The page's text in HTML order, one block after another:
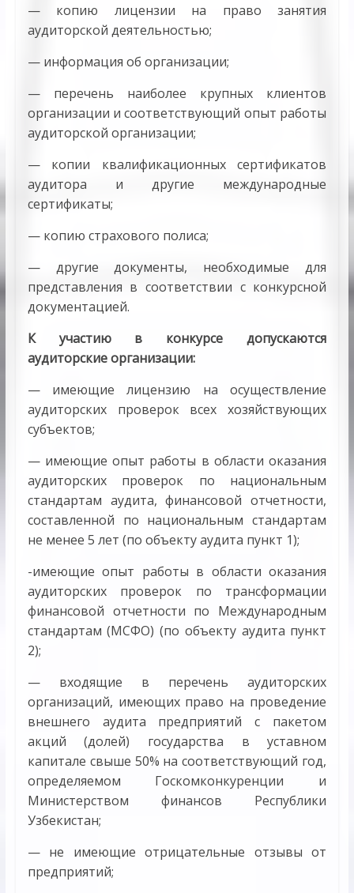
— копию лицензии на право занятия
аудиторской деятельностью;
— информация об организации;
— перечень наиболее крупных клиентов
организации и соответствующий опыт работы
аудиторской организации;
— копии квалификационных сертификатов
аудитора и другие международные
сертификаты;
— копию страхового полиса;
— другие документы, необходимые для
представления в соответствии с конкурсной
документацией.
К участию в конкурсе допускаются
аудиторские организации:
— имеющие лицензию на осуществление
аудиторских проверок всех хозяйствующих
субъектов;
— имеющие опыт работы в области оказания
аудиторских проверок по национальным
стандартам аудита, финансовой отчетности,
составленной по национальным стандартам
не менее 5 лет (по объекту аудита пункт 1);
-имеющие опыт работы в области оказания
аудиторских проверок по трансформации
финансовой отчетности по Международным
стандартам (МСФО) (по объекту аудита пункт
2);
— входящие в перечень аудиторских
организаций, имеющих право на проведение
внешнего аудита предприятий с пакетом
акций (долей) государства в уставном
капитале свыше 50% на соответствующий год,
определяемом Госкомконкуренции и
Министерством финансов Республики
Узбекистан;
— не имеющие отрицательные отзывы от
предприятий;